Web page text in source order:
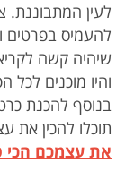
לעין המתבוננת.
להעמיס בפרטים
שיהיה קשה
והיו מוכנים
בנוסף להכנת
תוכלו להכין את
את עצמכם הכי